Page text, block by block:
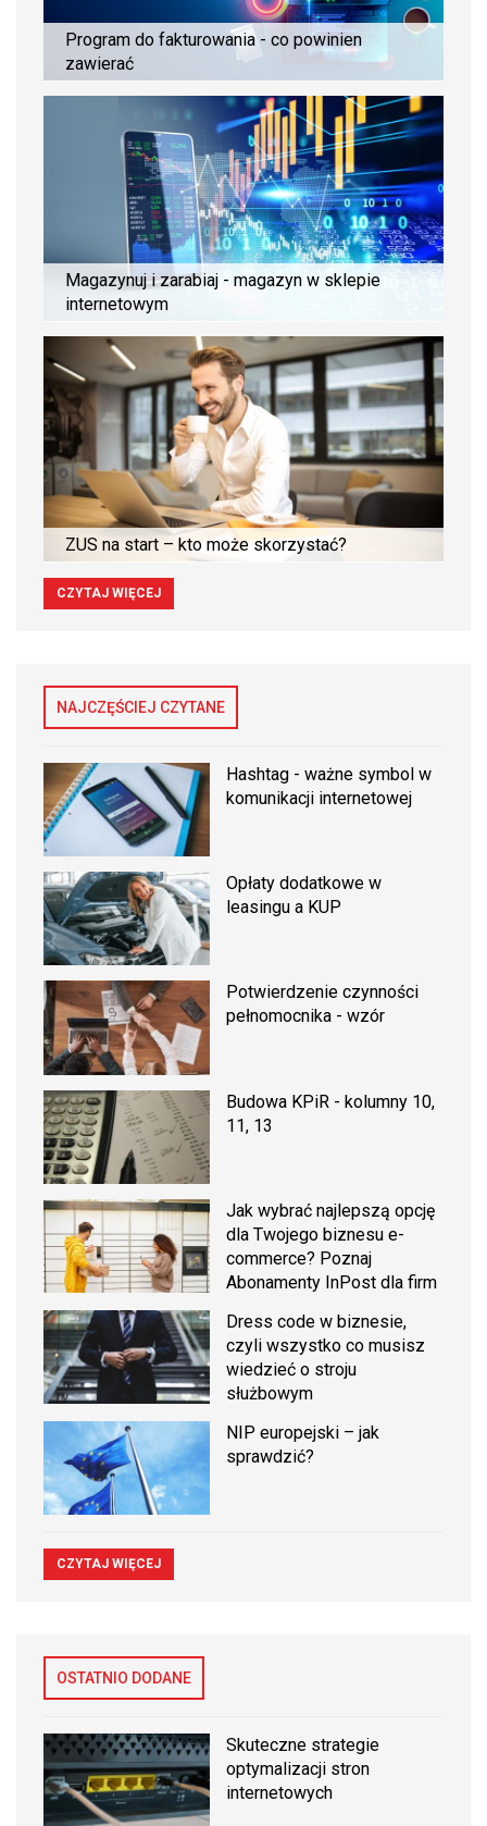
Program do fakturowania - co powinien
zawierać
Magazynuj i zarabiaj - magazyn w sklepie
internetowym
ZUS na start – kto może skorzystać?
CZYTAJ WIĘCEJ
NAJCZĘŚCIEJ CZYTANE
Hashtag - ważne symbol w
komunikacji internetowej
Opłaty dodatkowe w
leasingu a KUP
Potwierdzenie czynności
pełnomocnika - wzór
Budowa KPiR - kolumny 10,
11, 13
Jak wybrać najlepszą opcję
dla Twojego biznesu e-
commerce? Poznaj
Abonamenty InPost dla firm
Dress code w biznesie,
czyli wszystko co musisz
wiedzieć o stroju
służbowym
NIP europejski – jak
sprawdzić?
CZYTAJ WIĘCEJ
OSTATNIO DODANE
Skuteczne strategie
optymalizacji stron
internetowych